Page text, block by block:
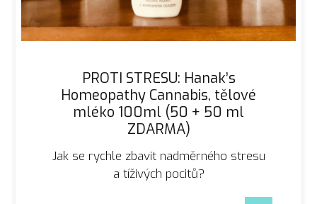
PROTI STRESU: Hanak’s
Homeopathy Cannabis, tělové
mléko 100ml (50 + 50 ml
ZDARMA)
Jak se rychle zbavit nadměrného stresu
a tíživých pocitů?